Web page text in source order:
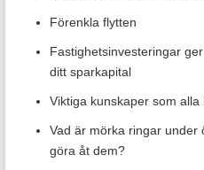
Förenkla flytten
Fastighetsinvesteringar
ditt sparkapital
Viktiga kunskaper som alla
Vad är mörka ringar under
göra åt dem?